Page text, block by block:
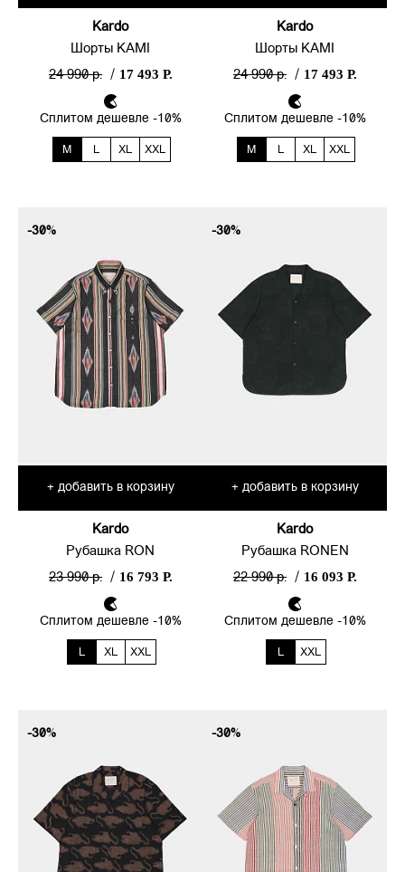
Kardo
Шорты KAMI
24 990 р.
/ 17 493 Р.
Сплитом дешевле -10%
M L XL XXL
Kardo
Шорты KAMI
24 990 р.
/ 17 493 Р.
Сплитом дешевле -10%
M L XL XXL
-30%
+ добавить в корзину
Kardo
Рубашка RON
23 990 р.
/ 16 793 Р.
Сплитом дешевле -10%
L XL XXL
-30%
+ добавить в корзину
Kardo
Рубашка RONEN
22 990 р.
/ 16 093 Р.
Сплитом дешевле -10%
L XXL
-30% -30%